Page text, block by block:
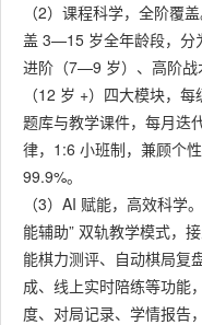
（2）课程科学，全阶覆
盖 3—15 岁全年龄段，分
进阶（7—9 岁）、高阶
（12 岁 +）四大模块，
题库与教学课件，每月迭
律，1:6 小班制，兼顾个
99.9%。
（3）AI 赋能，高效科学
能辅助” 双轨教学模式，
能棋力测评、自动棋局复
成、线上实时陪练等功能
度、对局记录、学情报